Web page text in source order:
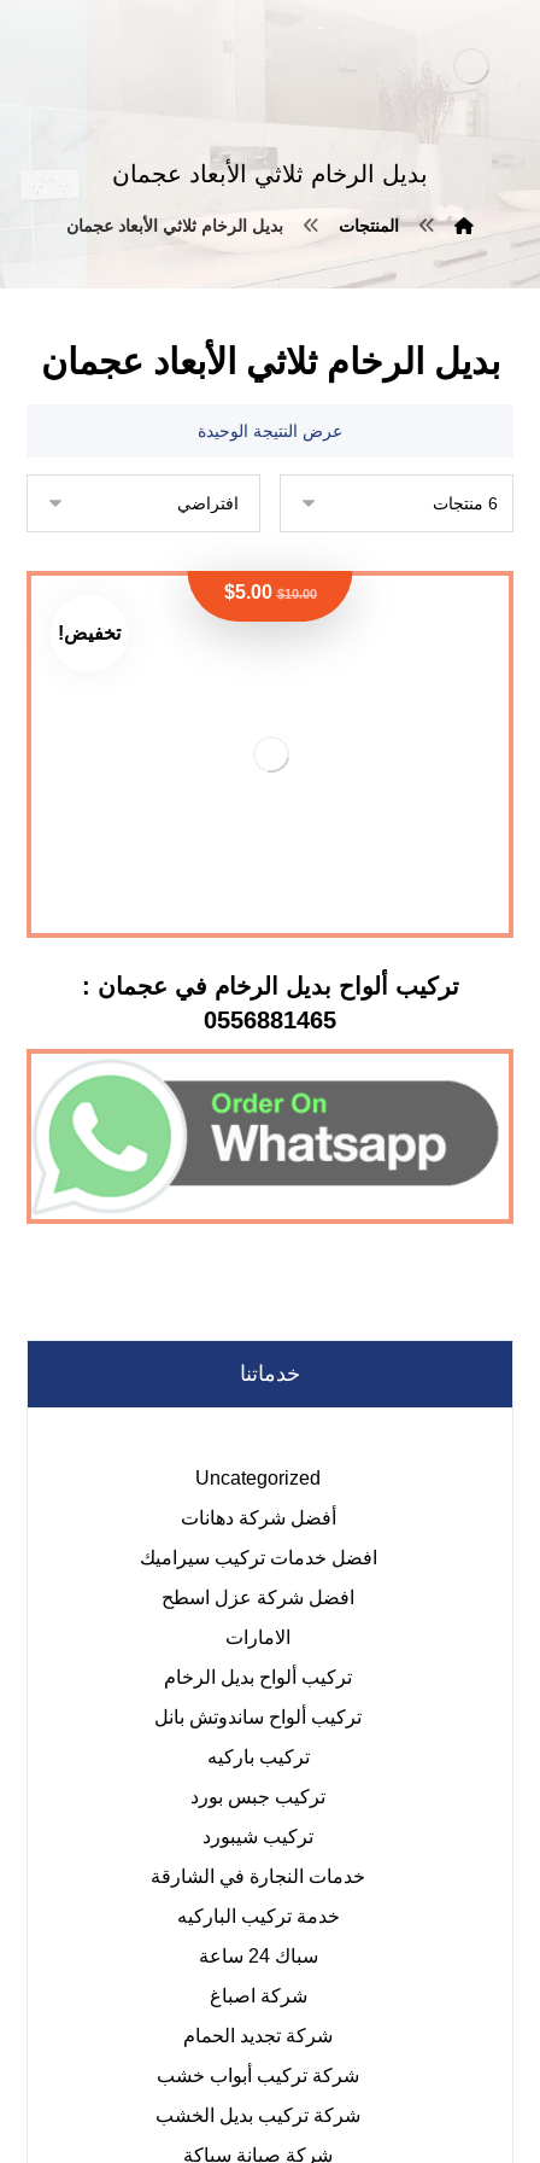
بديل الرخام ثلاثي الأبعاد عجمان
المنتجات بديل الرخام ثلاثي الأبعاد عجمان
بديل الرخام ثلاثي الأبعاد عجمان
عرض النتيجة الوحيدة
تخفيض!
تركيب ألواح بديل الرخام في عجمان :
0556881465
$10.00
$5.00
خدماتنا
Uncategorized
أفضل شركة دهانات
افضل خدمات تركيب سيراميك
افضل شركة عزل اسطح
الامارات
تركيب ألواح بديل الرخام
تركيب ألواح ساندوتش بانل
تركيب باركيه
تركيب جبس بورد
تركيب شيبورد
خدمات النجارة في الشارقة
خدمة تركيب الباركيه
سباك 24 ساعة
شركة اصباغ
شركة تجديد الحمام
شركة تركيب أبواب خشب
شركة تركيب بديل الخشب
شركة صيانة سباكة